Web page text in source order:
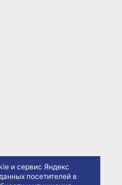
и сервис Яндекс
посетителей в